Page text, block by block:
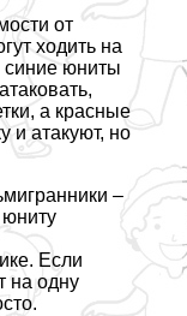
от
ходить на
синие юниты
а красные
и атакуют, но
–
Если
на одну